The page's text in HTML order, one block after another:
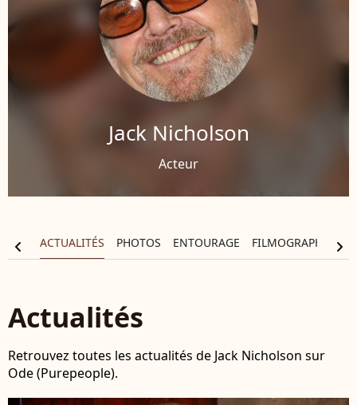
Jack Nicholson
Acteur
ACTUALITÉS PHOTOS ENTOURAGE FILMOGRAPHIE
chevron_left chevron_right
Actualités
Retrouvez toutes les actualités de Jack Nicholson sur
Ode (Purepeople).